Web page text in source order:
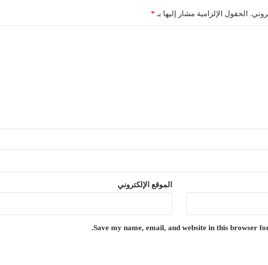
الحقول الإلزامية مشار إليها بـ *
الموقع الإلكتروني
Save my name, email, and website in this browser